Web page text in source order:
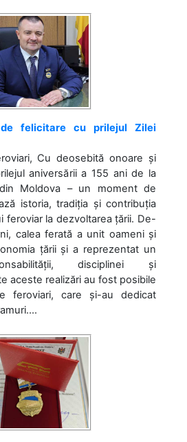
felicitare cu prilejul Zilei
Cu deosebită onoare și
aniversării a 155 ani de la
Moldova – un moment de
istoria, tradiția și contribuția
feroviar la dezvoltarea țării. De-
calea ferată a unit oameni și
țării și a reprezentat un
disciplinei și
aceste realizări au fost posibile
feroviari, care și-au dedicat